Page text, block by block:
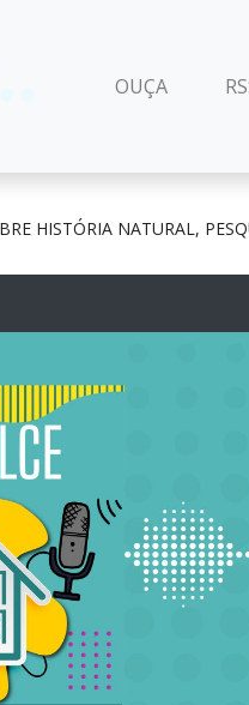
OUÇA
HISTÓRIA NATURAL,